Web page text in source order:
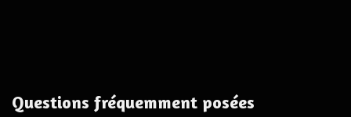
Questions fréquemment posées